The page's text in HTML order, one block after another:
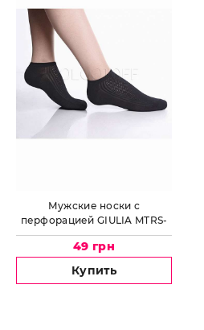
Мужские носки с
перфорацией GIULIA MTRS-
004
49 грн
Купить